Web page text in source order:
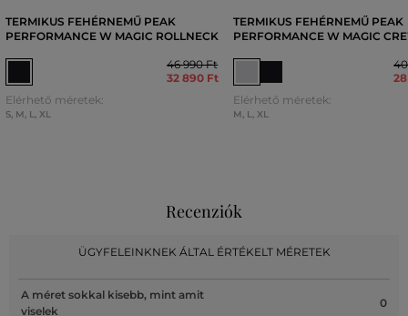
TERMIKUS FEHÉRNEMŰ PEAK
PERFORMANCE W MAGIC ROLLNECK
46 990 Ft
32 890 Ft
Elérhető méretek:
S, M, L, XL
TERMIKUS FEHÉRNEMŰ PEAK
PERFORMANCE W MAGIC
Elérhető méretek:
M, L, XL
Recenziók
ÜGYFELEINKNEK ÁLTAL ÉRTÉKELT MÉRETEK
A méret sokkal kisebb, mint amit
viselek
0